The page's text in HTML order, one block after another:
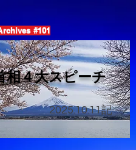
#101
相４大スピーチ
2025.10.11記